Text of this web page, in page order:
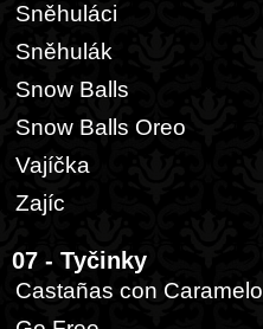
Sněhuláci
Sněhulák
Snow Balls
Snow Balls Oreo
Vajíčka
Zajíc
07 - Tyčinky
Castañas con Caramelo